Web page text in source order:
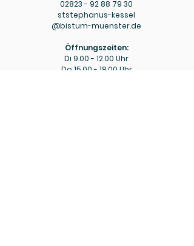
02823 - 92 88 79 30
ststephanus-kessel
@bistum-muenster.de
Öffnungszeiten:
Di 9.00 - 12.00 Uhr
Do 15.00 - 18.00 Uhr